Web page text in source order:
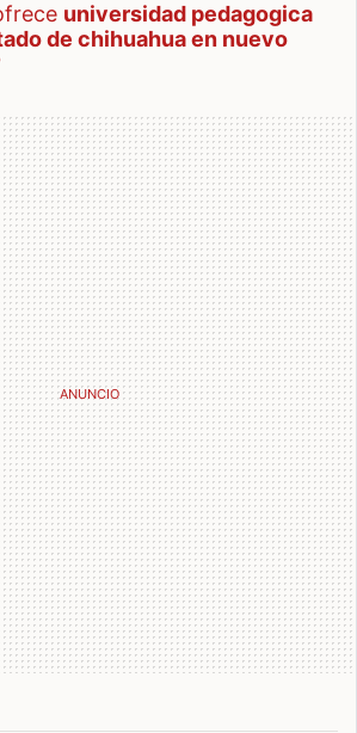
universidad pedagogica
de chihuahua en nuevo